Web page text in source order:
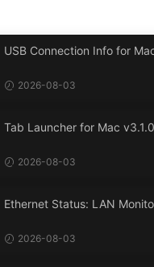
USB Connection Info for
2026-08-03
Tab Launcher for Mac
2026-08-03
Ethernet Status: LAN
2026-08-03